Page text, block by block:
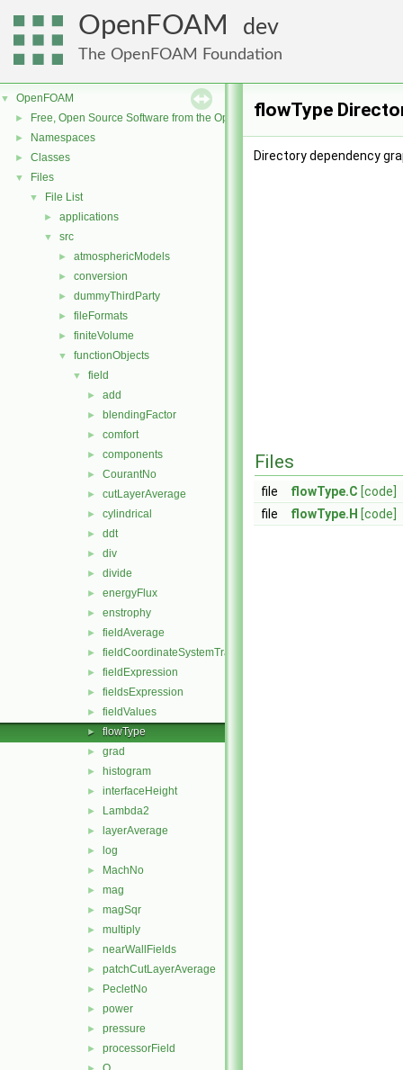
OpenFOAM dev
The OpenFOAM Foundation
▼ OpenFOAM
► Free, Open Source Software from the OpenFOAM Foundation
► Namespaces
► Classes
▼ Files
▼ File List
► applications
▼ src
► atmosphericModels
► conversion
► dummyThirdParty
► fileFormats
► finiteVolume
▼ functionObjects
▼ field
► add
► blendingFactor
► comfort
► components
► CourantNo
► cutLayerAverage
► cylindrical
► ddt
► div
► divide
► energyFlux
► enstrophy
► fieldAverage
► fieldCoordinateSystemTransform
► fieldExpression
► fieldsExpression
► fieldValues
► flowType
► grad
► histogram
► interfaceHeight
► Lambda2
► layerAverage
► log
► MachNo
► mag
► magSqr
► multiply
► nearWallFields
► patchCutLayerAverage
► PecletNo
► power
► pressure
► processorField
flowType
Directory dependency
Files
file flowType.C [code]
file
flowType.H [code]